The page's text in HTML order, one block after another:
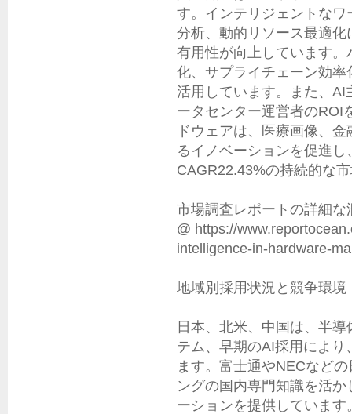
す。インテリジェントな
分析、動的リソース最適
有用性が向上しています
化、サプライチェーン効
活用しています。また、
ータセンター運営者のROI
ドウェアは、医療画像、
るイノベーションを促進
CAGR22.43%の持続的な
市場調査レポートの詳細
@ https://
intelligence-in-hardware-
地域別採用状況と競争環境
日本、北米、中国は、半
テム、早期のAI採用によ
ます。富士通やNECなど
ングの国内専門知識を活
ーションを提供していま